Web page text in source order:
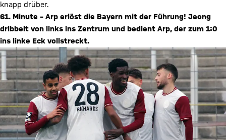
knapp drüber.
61. Minute – Arp erlöst die Bayern mit der Führung! Jeong
dribbelt von links ins Zentrum und bedient Arp, der zum 1:0
ins linke Eck vollstreckt.